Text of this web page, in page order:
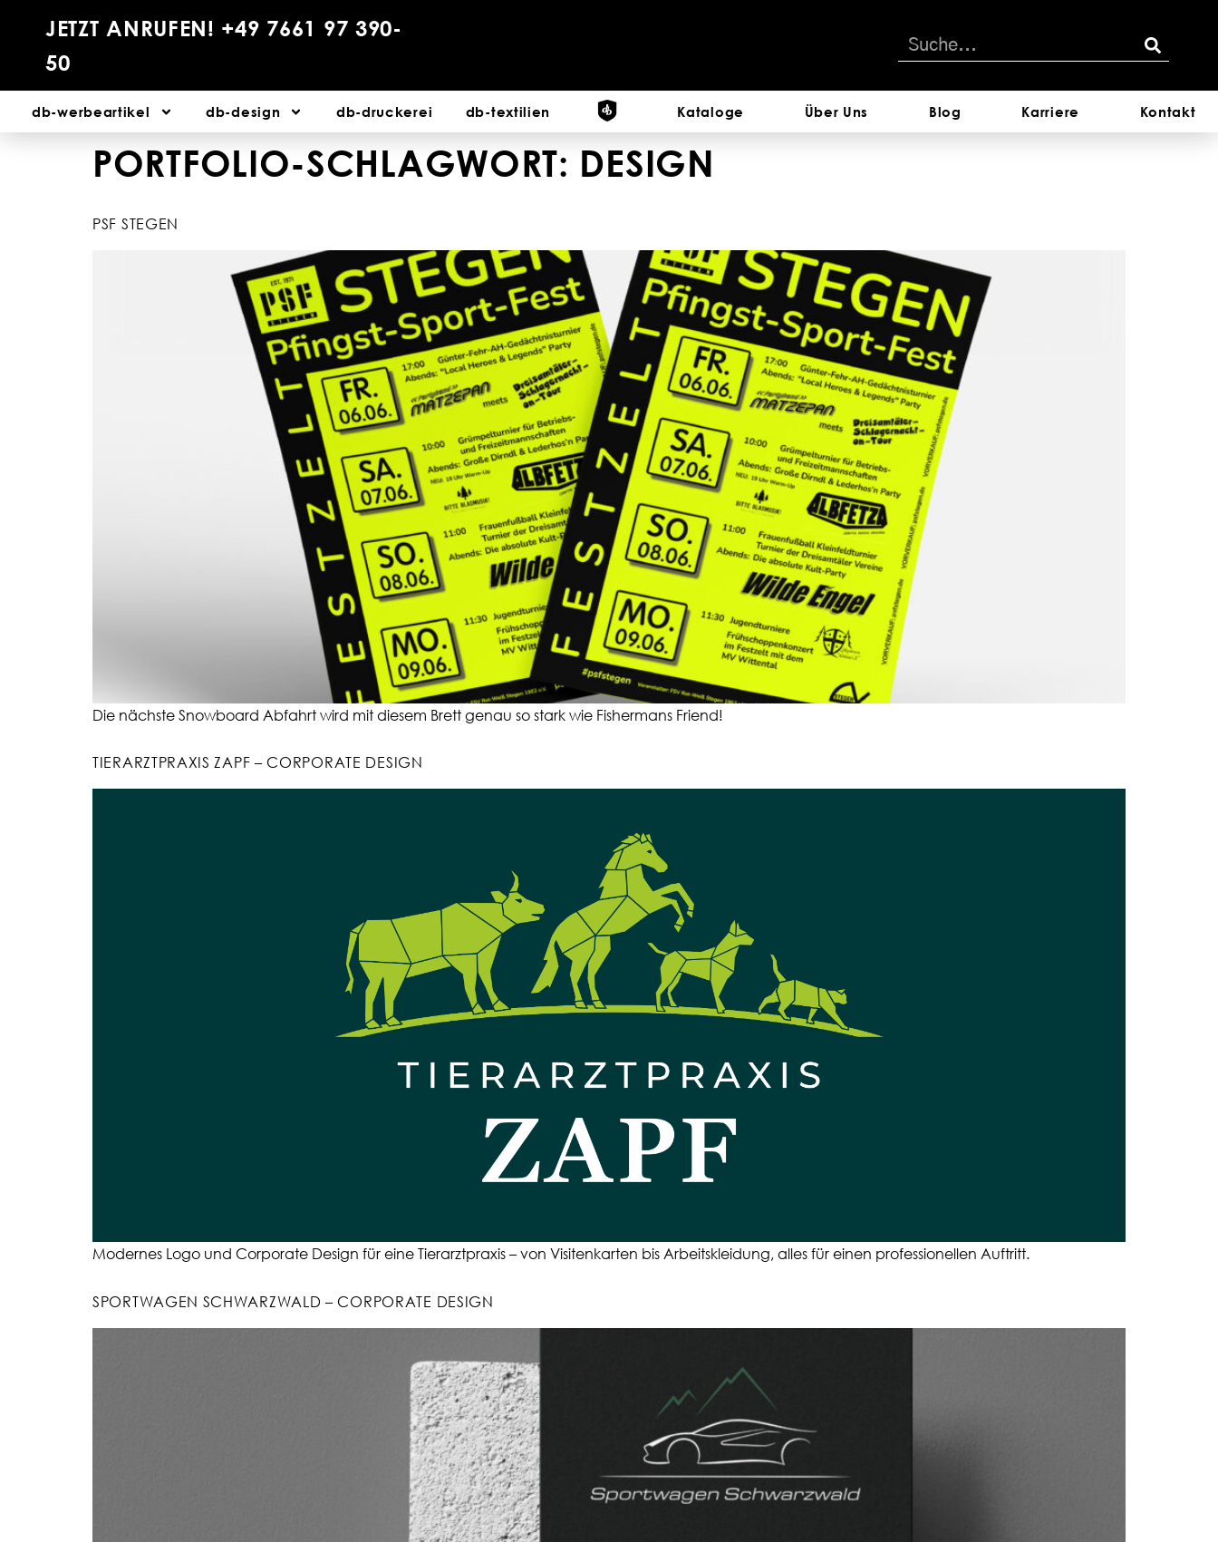
JETZT ANRUFEN! +49 7661 97 390-
50
db-werbeartikel db-design db-druckerei db-textilien Kataloge Über Uns Blog Karriere Kontakt
PORTFOLIO-SCHLAGWORT: DESIGN
PSF STEGEN
Die nächste Snowboard Abfahrt wird mit diesem Brett genau so stark wie Fishermans Friend!
TIERARZTPRAXIS ZAPF – CORPORATE DESIGN
Modernes Logo und Corporate Design für eine Tierarztpraxis – von Visitenkarten bis Arbeitskleidung, alles für einen professionellen Auftritt.
SPORTWAGEN SCHWARZWALD – CORPORATE DESIGN